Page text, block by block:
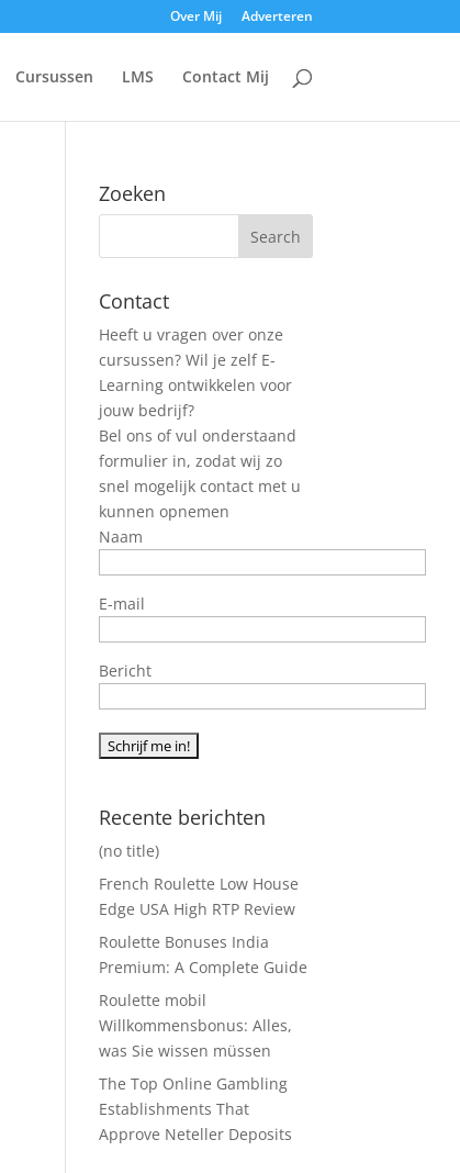
Over Mij Adverteren
Cursussen LMS Contact Mij
Zoeken
Contact
Heeft u vragen over onze
cursussen? Wil je zelf E-
Learning ontwikkelen voor
jouw bedrijf?
Bel ons of vul onderstaand
formulier in, zodat wij zo
snel mogelijk contact met u
kunnen opnemen
Naam
E-mail
Bericht
Recente berichten
(no title)
French Roulette Low House
Edge USA High RTP Review
Roulette Bonuses India
Premium: A Complete Guide
Roulette mobil
Willkommensbonus: Alles,
was Sie wissen müssen
The Top Online Gambling
Establishments That
Approve Neteller Deposits